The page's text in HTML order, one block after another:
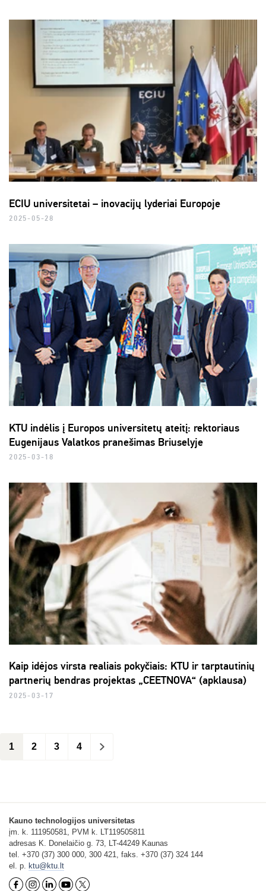
ECIU universitetai – inovacijų lyderiai Europoje
2025-05-28
KTU indėlis į Europos universitetų ateitį: rektoriaus
Eugenijaus Valatkos pranešimas Briuselyje
2025-03-18
Kaip idėjos virsta realiais pokyčiais: KTU ir tarptautinių
partnerių bendras projektas „CEETNOVA“ (apklausa)
2025-03-17
1 2 3 4 >
Kauno technologijos universitetas
įm. k. 111950581, PVM k. LT119505811
adresas K. Donelaičio g. 73, LT-44249 Kaunas
tel. +370 (37) 300 000, 300 421, faks. +370 (37) 324 144
el. p. ktu@ktu.lt